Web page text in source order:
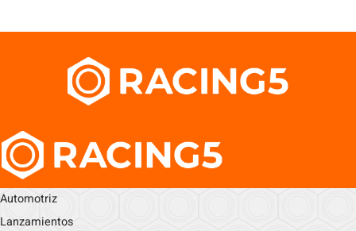
Automotriz
Lanzamientos